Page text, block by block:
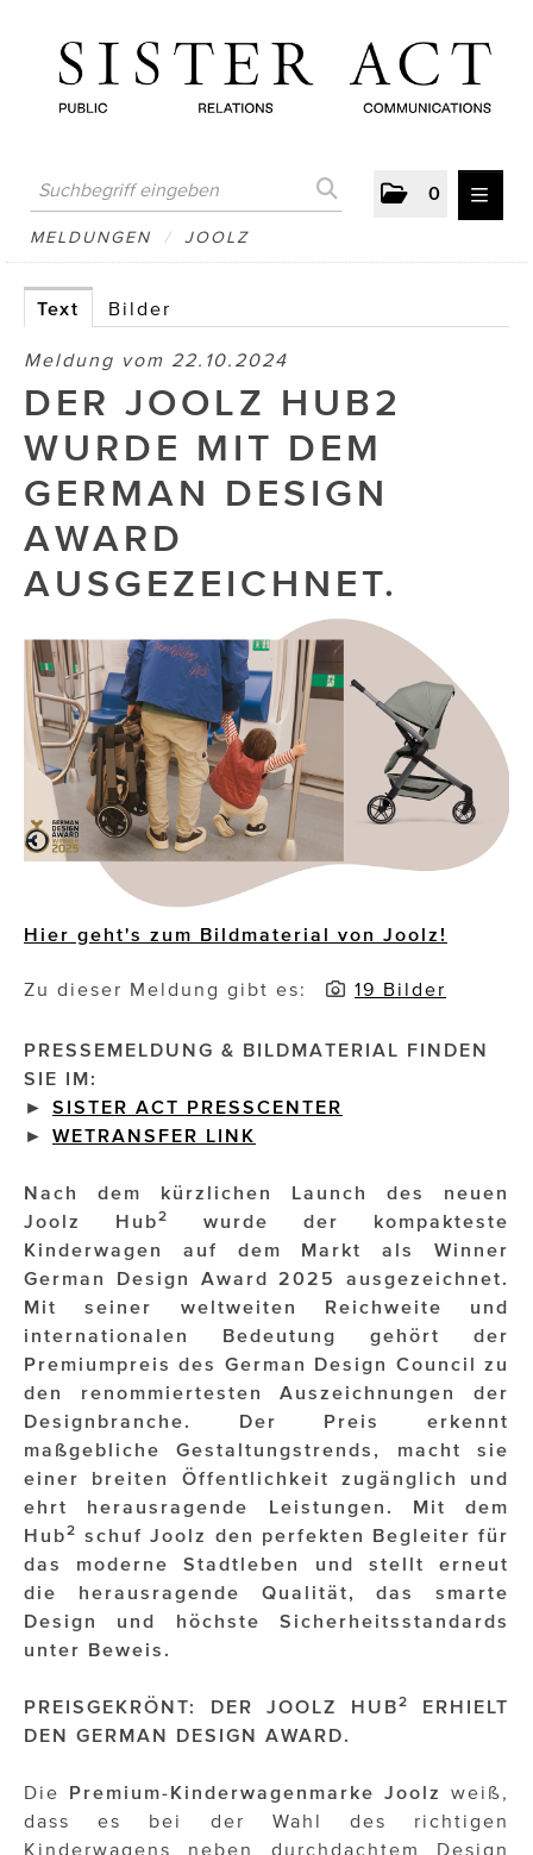
0
MELDUNGEN
AUSTRIAN PRESS DAY
ATELIER FĒ.
Brigitta Nemeth Art
CUBE
Die Dudlerei
Dominique Scharax – Move Mind Breath
Dr. Albert Fuchs
Élan Flow
Foodsavers
FREIHERZ
Impressionisten
JOOLZ
JUWELIER WAGNER
Magenta Telekom
Merz Aesthetics
Nina Kraft – Kraft Media Minds
NORMAL
OTTO AM DONAUKANAL
sehen!wutscher
SISTER ACT
Solid & Bold
St. Peter Stiftskulinarium
Susanne Wuest
MELDUNGEN / JOOLZ
Text Bilder
Meldung vom 22.10.2024
DER JOOLZ HUB2
WURDE MIT DEM
GERMAN DESIGN
AWARD
AUSGEZEICHNET.
Hier geht's zum Bildmaterial von Joolz!
Zu dieser Meldung gibt es: 19 Bilder
PRESSEMELDUNG & BILDMATERIAL FINDEN
SIE IM:
► SISTER ACT PRESSCENTER
►
WETRANSFER LINK
Nach dem kürzlichen Launch des neuen
Joolz Hub2
wurde der kompakteste
Kinderwagen auf dem Markt als Winner
German Design Award 2025 ausgezeichnet.
Mit seiner weltweiten Reichweite und
internationalen Bedeutung gehört der
Premiumpreis des German Design Council zu
den renommiertesten Auszeichnungen der
Designbranche. Der Preis erkennt
maßgebliche Gestaltungstrends, macht sie
einer breiten Öffentlichkeit zugänglich und
ehrt herausragende Leistungen. Mit dem
Hub2
schuf Joolz den perfekten Begleiter für
das moderne Stadtleben und stellt erneut
die herausragende Qualität, das smarte
Design und höchste Sicherheitsstandards
unter Beweis.
PREISGEKRÖNT: DER JOOLZ HUB2
ERHIELT
DEN GERMAN DESIGN AWARD.
Die Premium-Kinderwagenmarke Joolz
weiß,
dass es bei der Wahl des richtigen
Kinderwagens neben durchdachtem Design